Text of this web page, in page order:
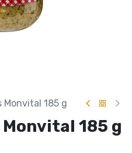
Monvital 185 g
185 g